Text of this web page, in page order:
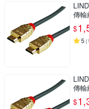
傳
$
5 (1
傳
$